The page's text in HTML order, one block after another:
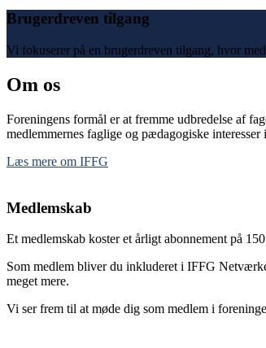
Brugerdreven tilgang
Vi fokuserer på en brugerdreven tilgang, hvor
Om os
Foreningens formål er at fremme udbredelse af
medlemmernes faglige og pædagogiske interesser
Læs mere om IFFG
Medlemskab
Et medlemskab koster et årligt abonnement på
Som medlem bliver du inkluderet i IFFG
meget mere.
Vi ser frem til at møde dig som medlem i